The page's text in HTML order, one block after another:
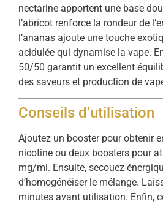
nectarine apportent une base
l’abricot renforce la rondeur de
l’ananas ajoute une touche
acidulée qui dynamise la vape.
50/50 garantit un excellent
des saveurs et production de
Conseils d’utilisation
Ajoutez un booster pour obtenir
nicotine ou deux boosters pour
mg/ml. Ensuite, secouez
d’homogénéiser le mélange.
minutes avant utilisation. Enfin,